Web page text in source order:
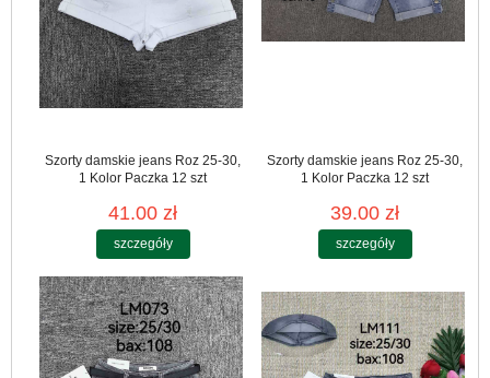
Szorty damskie jeans Roz 25-30,
1 Kolor Paczka 12 szt
41.00 zł
szczegóły
Szorty damskie jeans Roz 25-30,
1 Kolor Paczka 12 szt
39.00 zł
szczegóły